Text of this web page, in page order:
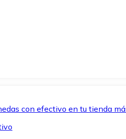
con efectivo en tu tienda